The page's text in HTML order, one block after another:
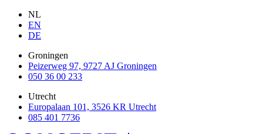
NL
EN
DE
Groningen
Peizerweg 97, 9727 AJ Groningen
050 36 00 233
Utrecht
Europalaan 101, 3526 KR Utrecht
085 401 7736